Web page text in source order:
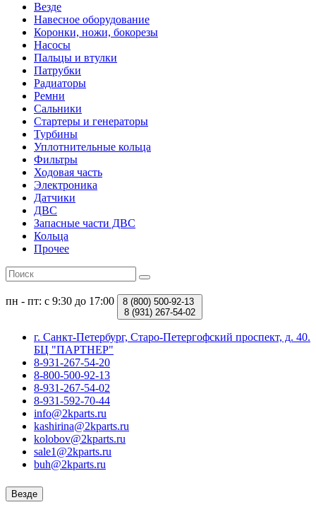
Везде
Навесное оборудование
Коронки, ножи, бокорезы
Насосы
Пальцы и втулки
Патрубки
Радиаторы
Ремни
Сальники
Стартеры и генераторы
Турбины
Уплотнительные кольца
Фильтры
Ходовая часть
Электроника
Датчики
ДВС
Запасные части ДВС
Кольца
Прочее
пн - пт: с 9:30 до 17:00 8 (800) 500-92-13
8 (931) 267-54-02
г. Санкт-Петербург, Старо-Петергофский проспект, д. 40.
БЦ "ПАРТНЕР"
8-931-267-54-20
8-800-500-92-13
8-931-267-54-02
8-931-592-70-44
info@2kparts.ru
kashirina@2kparts.ru
kolobov@2kparts.ru
sale1@2kparts.ru
buh@2kparts.ru
Везде